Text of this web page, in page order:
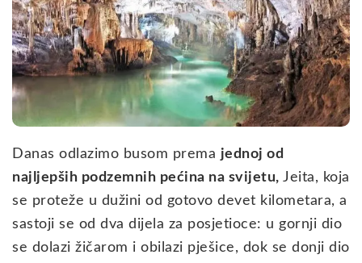
Danas odlazimo busom prema jednoj od
najljepših podzemnih pećina na svijetu, Jeita, koja
se proteže u dužini od gotovo devet kilometara, a
sastoji se od dva dijela za posjetioce: u gornji dio
se dolazi žičarom i obilazi pješice, dok se donji dio